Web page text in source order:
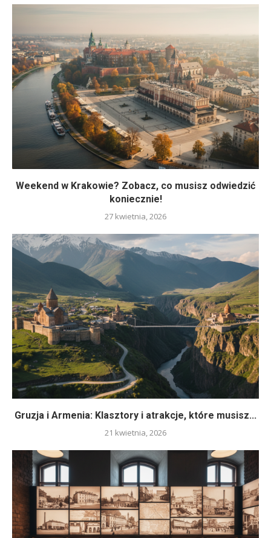
Weekend w Krakowie? Zobacz, co musisz odwiedzić
koniecznie!
27 kwietnia, 2026
Gruzja i Armenia: Klasztory i atrakcje, które musisz...
21 kwietnia, 2026